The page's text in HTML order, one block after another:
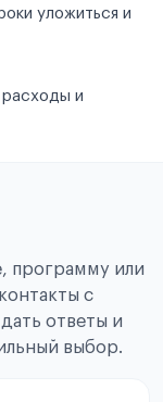
уложиться и
и
программу или
с
ответы и
выбор.